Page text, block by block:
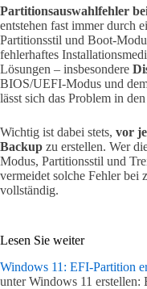
Partitionsauswahlfehler
entstehen fast immer durch
Partitionsstil und Boot-
fehlerhaftes
Lösungen – insbesondere
BIOS/UEFI-Modus und
lässt sich das Problem in
Wichtig ist dabei stets, vor
Backup zu erstellen. Wer
Modus, Partitionsstil und
vermeidet solche Fehler bei
vollständig.
Lesen Sie weiter
Windows 11: EFI-Partition
unter Windows 11